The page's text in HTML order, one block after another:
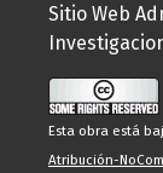
Sitio Web
Esta obra está
Atribución-